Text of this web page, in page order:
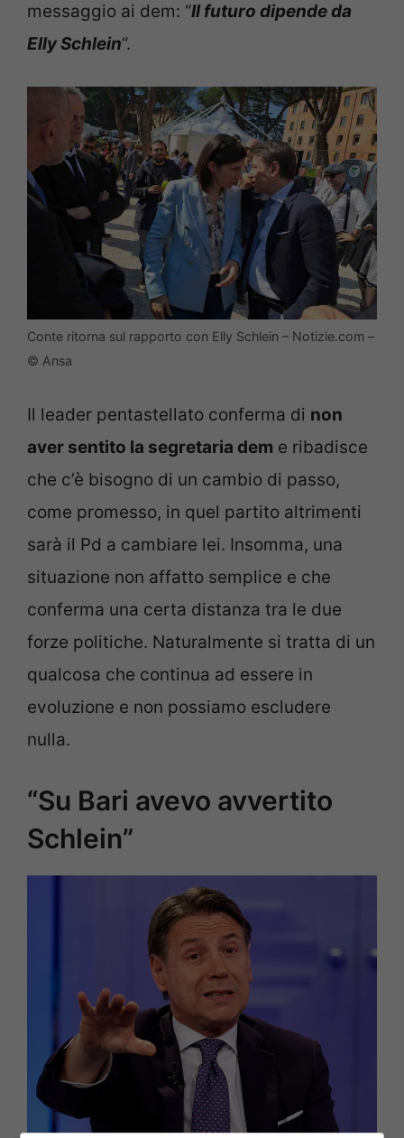
messaggio ai dem: “Il futuro dipende da
Elly Schlein“.
Conte ritorna sul rapporto con Elly Schlein – Notizie.com –
© Ansa
Il leader pentastellato conferma di non
aver sentito la segretaria dem e ribadisce
che c’è bisogno di un cambio di passo,
come promesso, in quel partito altrimenti
sarà il Pd a cambiare lei. Insomma, una
situazione non affatto semplice e che
conferma una certa distanza tra le due
forze politiche. Naturalmente si tratta di un
qualcosa che continua ad essere in
evoluzione e non possiamo escludere
nulla.
“Su Bari avevo avvertito
Schlein”